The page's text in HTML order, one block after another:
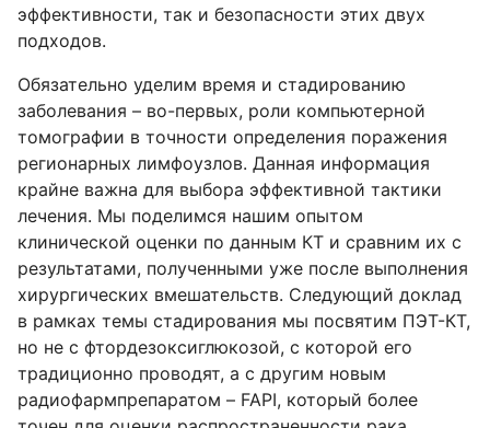
эффективности, так и безопасности этих двух
подходов.
Обязательно уделим время и стадированию
заболевания – во-первых, роли компьютерной
томографии в точности определения поражения
регионарных лимфоузлов. Данная информация
крайне важна для выбора эффективной тактики
лечения. Мы поделимся нашим опытом
клинической оценки по данным КТ и сравним их с
результатами, полученными уже после выполнения
хирургических вмешательств. Следующий доклад
в рамках темы стадирования мы посвятим ПЭТ-КТ,
но не с фтордезоксиглюкозой, с которой его
традиционно проводят, а с другим новым
радиофармпрепаратом – FAPI, который более